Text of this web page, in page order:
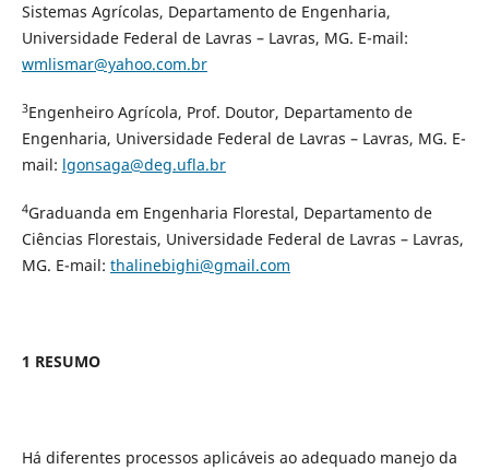
Sistemas Agrícolas, Departamento de Engenharia,
Universidade Federal de Lavras – Lavras, MG. E-mail:
wmlismar@yahoo.com.br
3Engenheiro Agrícola, Prof. Doutor, Departamento de
Engenharia, Universidade Federal de Lavras – Lavras, MG. E-
mail: lgonsaga@deg.ufla.br
4Graduanda em Engenharia Florestal, Departamento de
Ciências Florestais, Universidade Federal de Lavras – Lavras,
MG. E-mail: thalinebighi@gmail.com
1 RESUMO
Há diferentes processos aplicáveis ao adequado manejo da